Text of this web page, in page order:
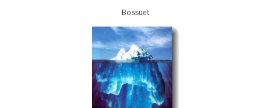
Bossuet